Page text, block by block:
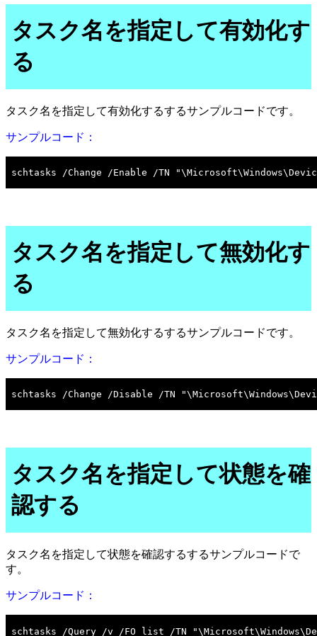
タスク名を指定して有効化す
る
タスク名を指定して有効化するするサンプルコードです。
サンプルコード：
タスク名を指定して無効化す
る
タスク名を指定して無効化するするサンプルコードです。
サンプルコード：
タスク名を指定して状態を確
認する
タスク名を指定して状態を確認するするサンプルコードで
す。
サンプルコード：